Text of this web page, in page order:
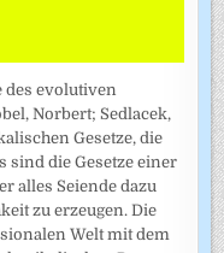
des evolutiven
Norbert; Sedlacek,
Gesetze, die
sind die Gesetze einer
alles Seiende dazu
zu erzeugen. Die
Welt mit dem